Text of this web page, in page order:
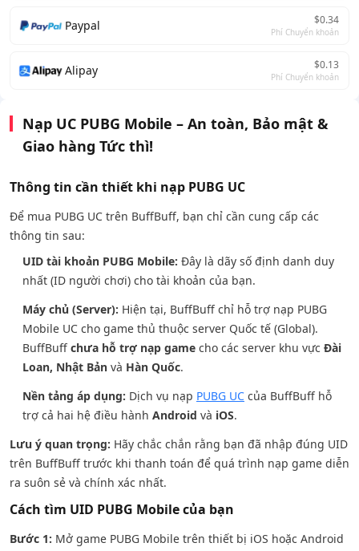
Paypal $0.34
Phí Chuyển khoản
Alipay $0.13
Phí Chuyển khoản
Nạp UC PUBG Mobile – An toàn, Bảo mật &
Giao hàng Tức thì!
Thông tin cần thiết khi nạp PUBG UC
Để mua PUBG UC trên BuffBuff, bạn chỉ cần cung cấp các
thông tin sau:
UID tài khoản PUBG Mobile: Đây là dãy số định danh duy
nhất (ID người chơi) cho tài khoản của bạn.
Máy chủ (Server): Hiện tại, BuffBuff chỉ hỗ trợ nạp PUBG
Mobile UC cho game thủ thuộc server Quốc tế (Global).
BuffBuff chưa hỗ trợ nạp game cho các server khu vực Đài
Loan, Nhật Bản và Hàn Quốc.
Nền tảng áp dụng: Dịch vụ nạp PUBG UC của BuffBuff hỗ
trợ cả hai hệ điều hành Android và iOS.
Lưu ý quan trọng: Hãy chắc chắn rằng bạn đã nhập đúng UID
trên BuffBuff trước khi thanh toán để quá trình nạp game diễn
ra suôn sẻ và chính xác nhất.
Cách tìm UID PUBG Mobile của bạn
Bước 1: Mở game PUBG Mobile trên thiết bị iOS hoặc Android